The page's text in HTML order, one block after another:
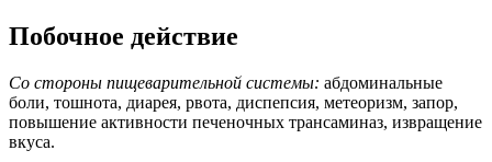
Побочное действие
Со стороны пищеварительной системы: абдоминальные
боли, тошнота, диарея, рвота, диспепсия, метеоризм, запор,
повышение активности печеночных трансаминаз, извращение
вкуса.